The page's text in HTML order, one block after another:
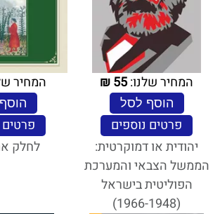
המחיר שלנו:55
₪
הוסף לסל
פרטים נוספים
המחיר
פרטים
יהודית או דמוקרטית:
הממשל הצבאי והמערכת
הפוליטית בישראל
(1966-1948)
לחלק